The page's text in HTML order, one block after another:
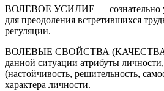
ВОЛЕВОЕ УСИЛИЕ — сознательно
для преодоления встретившихся
регуляции.
ВОЛЕВЫЕ СВОЙСТВА (КАЧЕСТВА)
данной ситуации атрибуты
(настойчивость, решительность,
характера личности.